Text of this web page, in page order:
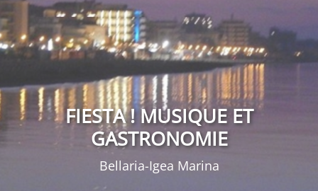
FIESTA ! MUSIQUE ET
GASTRONOMIE
Bellaria-Igea Marina